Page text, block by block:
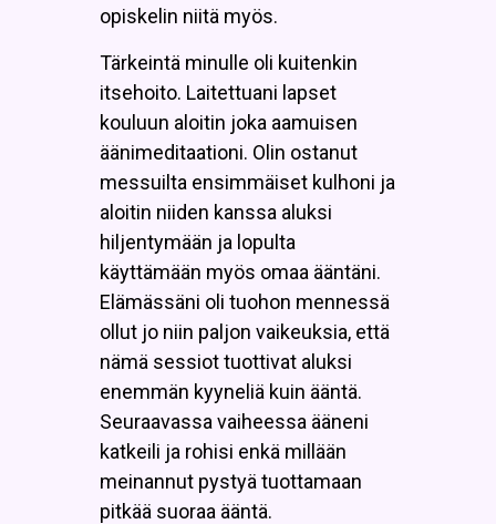
opiskelin niitä myös.
Tärkeintä minulle oli kuitenkin
itsehoito. Laitettuani lapset
kouluun aloitin joka aamuisen
äänimeditaationi. Olin ostanut
messuilta ensimmäiset kulhoni ja
aloitin niiden kanssa aluksi
hiljentymään ja lopulta
käyttämään myös omaa ääntäni.
Elämässäni oli tuohon mennessä
ollut jo niin paljon vaikeuksia, että
nämä sessiot tuottivat aluksi
enemmän kyyneliä kuin ääntä.
Seuraavassa vaiheessa ääneni
katkeili ja rohisi enkä millään
meinannut pystyä tuottamaan
pitkää suoraa ääntä.